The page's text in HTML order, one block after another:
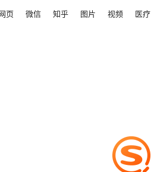
页 微信 知乎 图片 视频 医疗